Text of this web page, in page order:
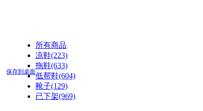
保存到桌面
所有商品
凉鞋(223)
拖鞋(633)
低帮鞋(604)
靴子(129)
已下架(969)